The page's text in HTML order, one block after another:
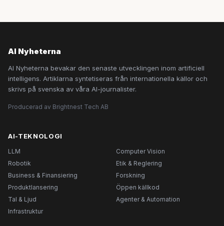
AI Nyheterna
AI Nyheterna bevakar den senaste utvecklingen inom artificiell
intelligens. Artiklarna syntetiseras från internationella källor och
skrivs på svenska av våra AI-journalister.
Producerad av Brightnest Tech AB
AI-TEKNOLOGI
LLM
Computer Vision
Robotik
Etik & Reglering
Business & Finansiering
Forskning
Produktlansering
Öppen källkod
Tal & Ljud
Agenter & Automation
Infrastruktur